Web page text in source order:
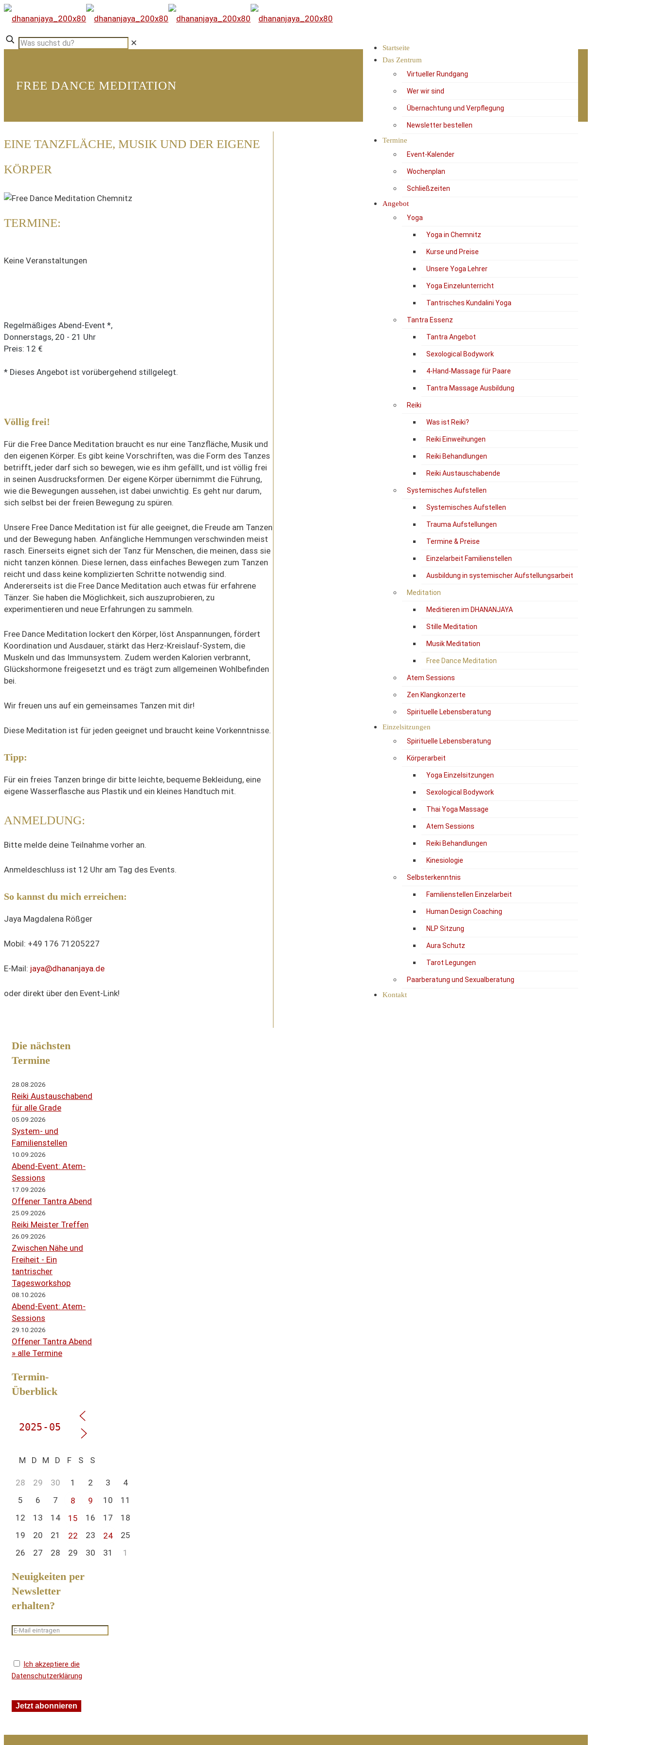
Startseite
Das Zentrum
Virtueller Rundgang
Wer wir sind
Übernachtung und Verpflegung
Newsletter bestellen
Termine
Event-Kalender
Wochenplan
Schließzeiten
Angebot
Yoga
Yoga in Chemnitz
Kurse und Preise
Unsere Yoga Lehrer
Yoga Einzelunterricht
Tantrisches Kundalini Yoga
Tantra Essenz
Tantra Angebot
Sexological Bodywork
4-Hand-Massage für Paare
Tantra Massage Ausbildung
Reiki
Was ist Reiki?
Reiki Einweihungen
Reiki Behandlungen
Reiki Austauschabende
Systemisches Aufstellen
Systemisches Aufstellen
Trauma Aufstellungen
Termine & Preise
Einzelarbeit Familienstellen
Ausbildung in systemischer Aufstellungsarbeit
Meditation
Meditieren im DHANANJAYA
Stille Meditation
Musik Meditation
Free Dance Meditation
Atem Sessions
Zen Klangkonzerte
Spirituelle Lebensberatung
Einzelsitzungen
Spirituelle Lebensberatung
Körperarbeit
Yoga Einzelsitzungen
Sexological Bodywork
Thai Yoga Massage
Atem Sessions
Reiki Behandlungen
Kinesiologie
Selbsterkenntnis
Familienstellen Einzelarbeit
Human Design Coaching
NLP Sitzung
Aura Schutz
Tarot Legungen
Paarberatung und Sexualberatung
Kontakt
✕
FREE DANCE MEDITATION
EINE TANZFLÄCHE, MUSIK UND DER EIGENE
KÖRPER
TERMINE:
Keine Veranstaltungen
Regelmäßiges Abend-Event *,
Donnerstags, 20 - 21 Uhr
Preis: 12 €
* Dieses Angebot ist vorübergehend stillgelegt.
Völlig frei!
Für die Free Dance Meditation braucht es nur eine Tanzfläche, Musik und
den eigenen Körper. Es gibt keine Vorschriften, was die Form des Tanzes
betrifft, jeder darf sich so bewegen, wie es ihm gefällt, und ist völlig frei
in seinen Ausdrucksformen. Der eigene Körper übernimmt die Führung,
wie die Bewegungen aussehen, ist dabei unwichtig. Es geht nur darum,
sich selbst bei der freien Bewegung zu spüren.
Unsere Free Dance Meditation ist für alle geeignet, die Freude am Tanzen
und der Bewegung haben. Anfängliche Hemmungen verschwinden meist
rasch. Einerseits eignet sich der Tanz für Menschen, die meinen, dass sie
nicht tanzen können. Diese lernen, dass einfaches Bewegen zum Tanzen
reicht und dass keine komplizierten Schritte notwendig sind.
Andererseits ist die Free Dance Meditation auch etwas für erfahrene
Tänzer. Sie haben die Möglichkeit, sich auszuprobieren, zu
experimentieren und neue Erfahrungen zu sammeln.
Free Dance Meditation lockert den Körper, löst Anspannungen, fördert
Koordination und Ausdauer, stärkt das Herz-Kreislauf-System, die
Muskeln und das Immunsystem. Zudem werden Kalorien verbrannt,
Glückshormone freigesetzt und es trägt zum allgemeinen Wohlbefinden
bei.
Wir freuen uns auf ein gemeinsames Tanzen mit dir!
Diese Meditation ist für jeden geeignet und braucht keine Vorkenntnisse.
Tipp:
Für ein freies Tanzen bringe dir bitte leichte, bequeme Bekleidung, eine
eigene Wasserflasche aus Plastik und ein kleines Handtuch mit.
ANMELDUNG:
Bitte melde deine Teilnahme vorher an.
Anmeldeschluss ist 12 Uhr am Tag des Events.
So kannst du mich erreichen:
Jaya Magdalena Rößger
Mobil: +49 176 71205227
E-Mail: jaya@dhananjaya.de
oder direkt über den Event-Link!
Die nächsten
Termine
28.08.2026
Reiki Austauschabend
für alle Grade
05.09.2026
System- und
Familienstellen
10.09.2026
Abend-Event: Atem-
Sessions
17.09.2026
Offener Tantra Abend
25.09.2026
Reiki Meister Treffen
26.09.2026
Zwischen Nähe und
Freiheit - Ein
tantrischer
Tagesworkshop
08.10.2026
Abend-Event: Atem-
Sessions
29.10.2026
Offener Tantra Abend
» alle Termine
Termin-
Überblick
M D M D F S S
28 29 30 1 2 3
4
5
6 7 8 9 10
11
12
13 14 15 16 17
18
19
20 21 22 23 24
25
26
27 28 29 30 31 1
Neuigkeiten per
Newsletter
erhalten?
Ich akzeptiere die
Datenschutzerklärung